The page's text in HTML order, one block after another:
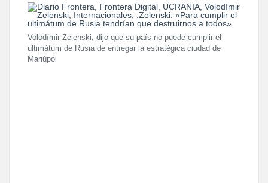
Volodímir Zelenski, dijo que su país no puede cumplir el
ultimátum de Rusia de entregar la estratégica ciudad de
Mariúpol